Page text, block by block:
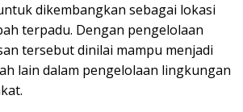
dikembangkan sebagai lokasi
terpadu. Dengan pengelolaan
tersebut dinilai mampu menjadi
lain dalam pengelolaan lingkungan